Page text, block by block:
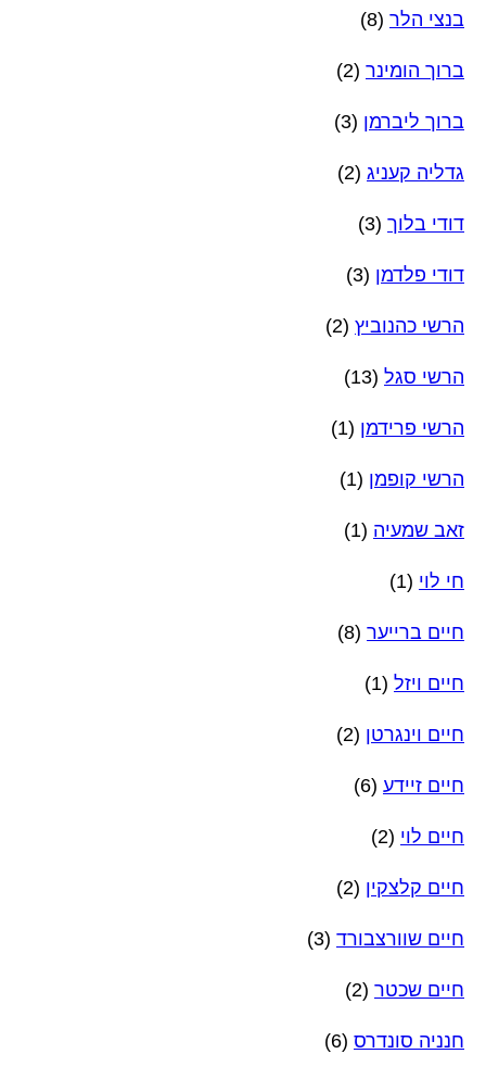
בנצי הלר (8)
ברוך הומינר (2)
ברוך ליברמן (3)
גדליה קעניג (2)
דודי בלוך (3)
דודי פלדמן (3)
הרשי כהנוביץ (2)
הרשי סגל (13)
הרשי פרידמן (1)
הרשי קופמן (1)
זאב שמעיה (1)
חי לוי (1)
חיים ברייער (8)
חיים ויזל (1)
חיים וינגרטן (2)
חיים זיידע (6)
חיים לוי (2)
חיים קלצקין (2)
חיים שוורצבורד (3)
חיים שכטר (2)
חנניה סונדרס (6)